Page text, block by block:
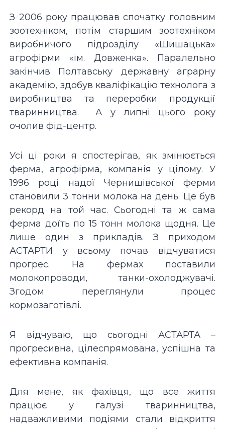
З 2006 року працював спочатку головним
зоотехніком, потім старшим зоотехніком
виробничого підрозділу «Шишацька»
агрофірми «ім. Довженка». Паралельно
закінчив Полтавську державну аграрну
академію, здобув кваліфікацію технолога з
виробництва та переробки продукції
тваринництва. А у липні цього року
очолив фід-центр.
Усі ці роки я спостерігав, як змінюється
ферма, агрофірма, компанія у цілому. У
1996 році надої Чернишівської ферми
становили 3 тонни молока на день. Це був
рекорд на той час. Сьогодні та ж сама
ферма доїть по 15 тонн молока щодня. Це
лише один з прикладів. З приходом
АСТАРТИ у всьому почав відчуватися
прогрес. На фермах поставили
молокопроводи, танки-охолоджувачі.
Згодом переглянули процес
кормозаготівлі.
Я відчуваю, що сьогодні АСТАРТА –
прогресивна, цілеспрямована, успішна та
ефективна компанія.
Для мене, як фахівця, що все життя
працює у галузі тваринництва,
надважливими подіями стали відкриття